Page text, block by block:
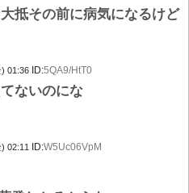
抵その前に病気になるけど
01:36 ID:5QA9/HtT0
ないのにな
02:11 ID:W5Uc06VpM